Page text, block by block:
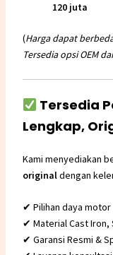
120 juta
(Harga dapat
Tersedia opsi OEM
Tersedia
Lengkap,
Kami menyediakan
originaldengan
✔ Pilihan daya motor
✔ Material Cast Iron,
✔ Garansi Resmi &